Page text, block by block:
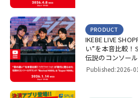
IKEBE LIVE
い”を本音比較！
伝説のコンソー
4000」＆「
PRODUCT
Published:2026-